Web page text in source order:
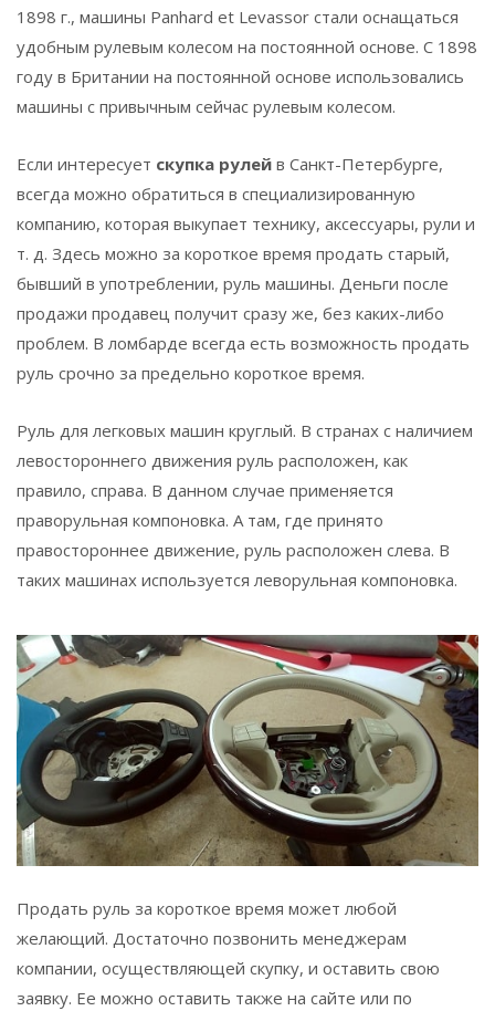
1898 г., машины Panhard et Levassor стали оснащаться
удобным рулевым колесом на постоянной основе. С 1898
году в Британии на постоянной основе использовались
машины с привычным сейчас рулевым колесом.
Если интересует скупка рулей в Санкт-Петербурге,
всегда можно обратиться в специализированную
компанию, которая выкупает технику, аксессуары, рули и
т. д. Здесь можно за короткое время продать старый,
бывший в употреблении, руль машины. Деньги после
продажи продавец получит сразу же, без каких-либо
проблем. В ломбарде всегда есть возможность продать
руль срочно за предельно короткое время.
Руль для легковых машин круглый. В странах с наличием
левостороннего движения руль расположен, как
правило, справа. В данном случае применяется
праворульная компоновка. А там, где принято
правостороннее движение, руль расположен слева. В
таких машинах используется леворульная компоновка.
Продать руль за короткое время может любой
желающий. Достаточно позвонить менеджерам
компании, осуществляющей скупку, и оставить свою
заявку. Ее можно оставить также на сайте или по